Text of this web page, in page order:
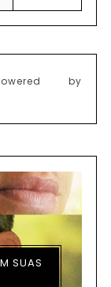
by
SUAS